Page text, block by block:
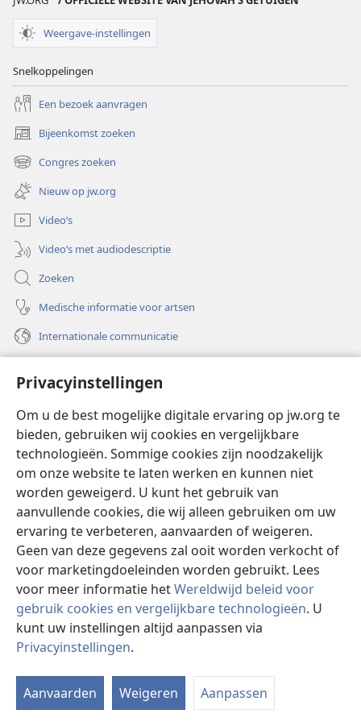
Privacyinstellingen
Om u de best mogelijke digitale ervaring op jw.org te
bieden, gebruiken wij cookies en vergelijkbare
technologieën. Sommige cookies zijn noodzakelijk
om onze website te laten werken en kunnen niet
worden geweigerd. U kunt het gebruik van
aanvullende cookies, die wij alleen gebruiken om uw
ervaring te verbeteren, aanvaarden of weigeren.
Geen van deze gegevens zal ooit worden verkocht of
voor marketingdoeleinden worden gebruikt. Lees
voor meer informatie hetWereldwijd beleid voor
gebruik cookies en vergelijkbare technologieën. U
kunt uw instellingen altijd aanpassen via
Privacyinstellingen.
Aanvaarden Weigeren Aanpassen
Weergave-instellingen
Snelkoppelingen
Een bezoek aanvragen
Bijeenkomst zoeken
(opent
nieuw
venster)
Congres zoeken
(opent
nieuw
venster)
Nieuw op jw.org
Video’s
Video’s met audiodescriptie
Zoeken
Medische informatie voor artsen
Internationale communicatie
(opent
nieuw
venster)Watchtower ONLINE LIBRARY™
(opent
nieuw
venster)JW Hub
(opent
nieuw
venster)JW Library ®
Watchtower Library
Copyright© 2026 Watch Tower Bible and Tract Society of Pennsylvania.
GEBRUIKSVOORWAARDEN